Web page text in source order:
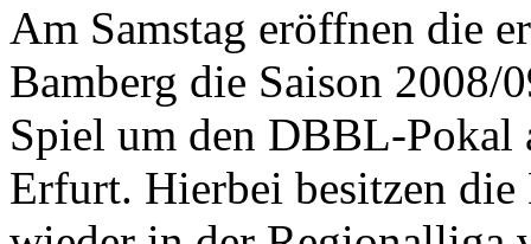
Am Samstag eröffnen die
Bamberg die Saison
Spiel um den DBBL-Pokal
Erfurt. Hierbei besitzen